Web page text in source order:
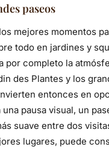
paseos
mejores momentos
todo en jardines y
por completo la
des Plantes y los
entonces en
pausa visual, un
suave entre dos
lugares, puede